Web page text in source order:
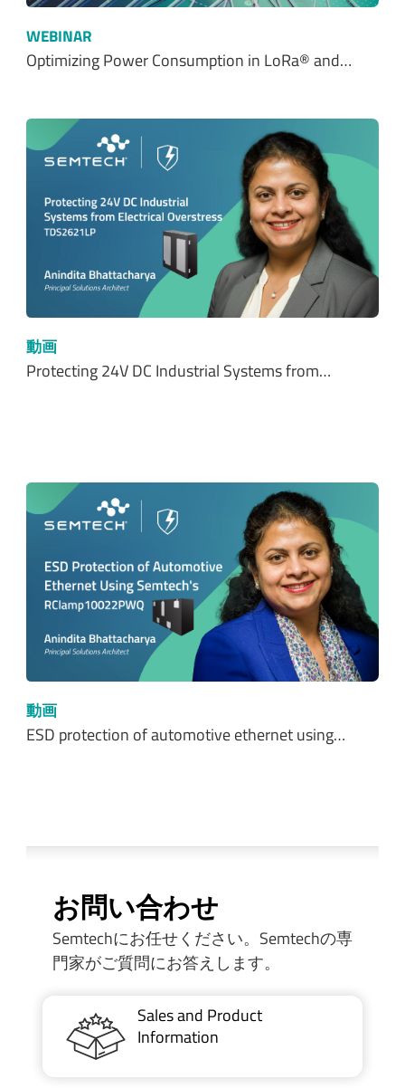
WEBINAR
Optimizing Power Consumption in LoRa® and…
動画
Protecting 24V DC Industrial Systems from…
動画
ESD protection of automotive ethernet using…
お問い合わせ
Semtechにお任せください。Semtechの専
門家がご質問にお答えします。
Sales and Product
Information